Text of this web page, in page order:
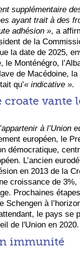
supplémentaire
ayant trait à des
adhésion », a
de la
la date de 2025,
le Monténégro,
de Macédoine,
qu’« indicative ».
vante
à l’Union
européen, le
démocratique,
L’ancien
en 2013 de la
croissance de
Prochaines
Schengen à
le pays se
de l'Union en 2020.
immunité